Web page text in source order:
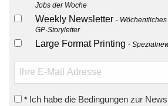
Jobs der Woche
Weekly Newsletter
GP-Storyletter
Large Format Printing
* Ich habe die Bedingungen zur